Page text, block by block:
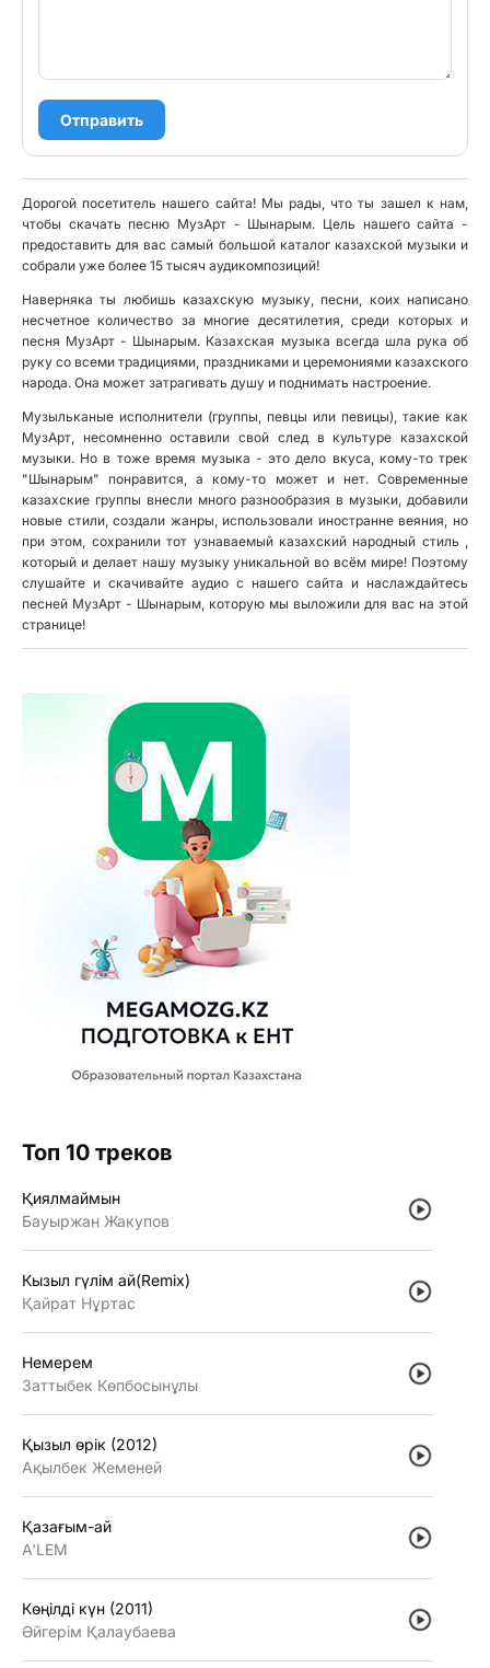
Отправить
Дорогой посетитель нашего сайта! Мы рады, что ты зашел к нам,
чтобы скачать песню МузАрт - Шынарым. Цель нашего сайта -
предоставить для вас самый большой каталог казахской музыки и
собрали уже более 15 тысяч аудикомпозиций!
Наверняка ты любишь казахскую музыку, песни, коих написано
несчетное количество за многие десятилетия, среди которых и
песня МузАрт - Шынарым. Казахская музыка всегда шла рука об
руку со всеми традициями, праздниками и церемониями казахского
народа. Она может затрагивать душу и поднимать настроение.
Музыльканые исполнители (группы, певцы или певицы), такие как
МузАрт, несомненно оставили свой след в культуре казахской
музыки. Но в тоже время музыка - это дело вкуса, кому-то трек
"Шынарым" понравится, а кому-то может и нет. Современные
казахские группы внесли много разнообразия в музыки, добавили
новые стили, создали жанры, использовали иностранне веяния, но
при этом, сохранили тот узнаваемый казахский народный стиль ,
который и делает нашу музыку уникальной во всём мире! Поэтому
слушайте и скачивайте аудио с нашего сайта и наслаждайтесь
песней МузАрт - Шынарым, которую мы выложили для вас на этой
странице!
Топ 10 треков
Қиялмаймын
Бауыржан Жакупов
Кызыл гүлiм ай(Remix)
Қайрат Нұртас
Немерем
Заттыбек Көпбосынұлы
Қызыл өрiк (2012)
Ақылбек Жеменей
Қазағым-ай
A'LEM
Көңiлдi күн (2011)
Әйгерiм Қалаубаева